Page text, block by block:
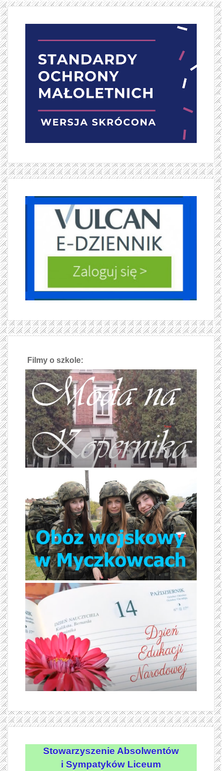
Filmy o szkole:
Stowarzyszenie Absolwentów
i Sympatyków Liceum